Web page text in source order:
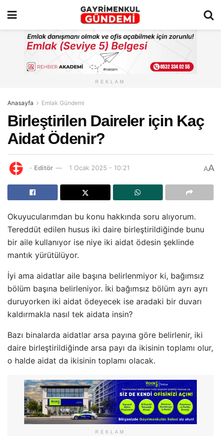
REKLAM
Anasayfa Emlak Gündemi
Birleştirilen Daireler için Kaç
Aidat Ödenir?
- Editör 1 Ocak 2025 - 10:21 AA
Okuyucularımdan bu konu hakkında soru alıyorum.
Tereddüt edilen husus iki daire birleştirildiğinde bunu
bir aile kullanıyor ise niye iki aidat ödesin şeklinde
mantık yürütülüyor.
İyi ama aidatlar aile başına belirlenmiyor ki, bağımsız
bölüm başına belirleniyor. İki bağımsız bölüm ayrı ayrı
duruyorken iki aidat ödeyecek ise aradaki bir duvarı
kaldırmakla nasıl tek aidata insin?
Bazı binalarda aidatlar arsa payına göre belirlenir, iki
daire birleştirildiğinde arsa payı da ikisinin toplamı olur,
o halde aidat da ikisinin toplamı olacak.
REKLAM